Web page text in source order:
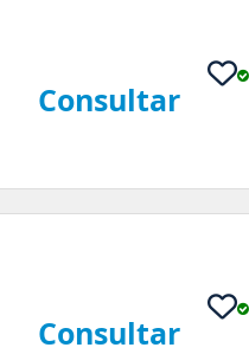
Consultar
Consultar